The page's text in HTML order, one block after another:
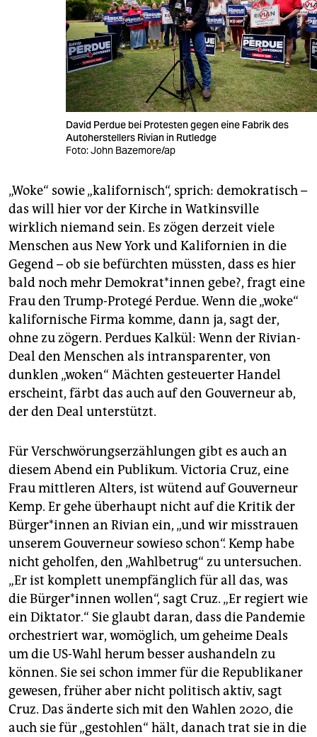
David Perdue bei Protesten gegen eine Fabrik des
Autoherstellers Rivian in Rutledge
Foto: John Bazemore/ap
„Woke“ sowie „kalifornisch“, sprich: demokratisch –
das will hier vor der Kirche in Watkinsville
wirklich niemand sein. Es zögen derzeit viele
Menschen aus New York und Kalifornien in die
Gegend – ob sie befürchten müssten, dass es hier
bald noch mehr De­mo­kra­t*in­nen gebe?, fragt eine
Frau den Trump-Protegé Perdue. Wenn die „woke“
kalifornische Firma komme, dann ja, sagt der,
ohne zu zögern. Perdues Kalkül: Wenn der Rivian-
Deal den Menschen als intransparenter, von
dunklen „woken“ Mächten gesteuerter Handel
erscheint, färbt das auch auf den Gouverneur ab,
der den Deal unterstützt.
Für Verschwörungserzählungen gibt es auch an
diesem Abend ein Publikum. Victoria Cruz, eine
Frau mittleren Alters, ist wütend auf Gouverneur
Kemp. Er gehe überhaupt nicht auf die Kritik der
Bür­ge­r*in­nen an Rivian ein, „und wir misstrauen
unserem Gouverneur sowieso schon“. Kemp habe
nicht geholfen, den „Wahlbetrug“ zu untersuchen.
„Er ist komplett unempfänglich für all das, was
die Bür­ge­r*in­nen wollen“, sagt Cruz. „Er regiert wie
ein Diktator.“ Sie glaubt daran, dass die Pandemie
orchestriert war, womöglich, um geheime Deals
um die US-Wahl herum besser aushandeln zu
können. Sie sei schon immer für die Republikaner
gewesen, früher aber nicht politisch aktiv, sagt
Cruz. Das änderte sich mit den Wahlen 2020, die
auch sie für „gestohlen“ hält, danach trat sie in die